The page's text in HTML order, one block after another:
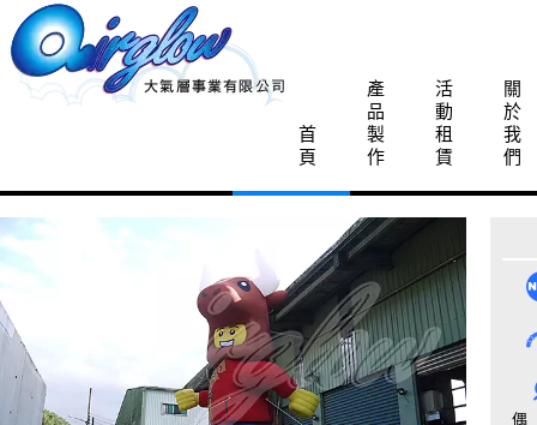
首
頁
產
品
製
作
活
動
租
賃
關
於
我
們
偶